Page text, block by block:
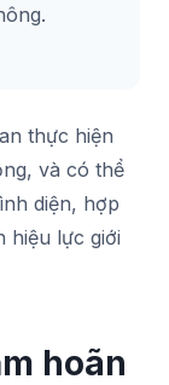
thực hiện
và có thể
diện, hợp
hiệu lực giới
hoãn